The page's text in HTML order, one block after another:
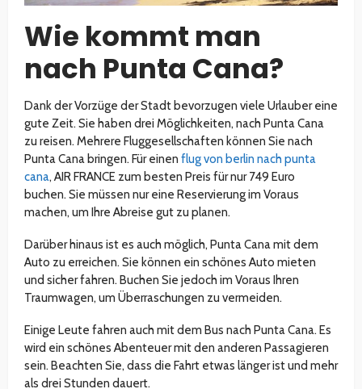
Wie kommt man
nach Punta Cana?
Dank der Vorzüge der Stadt bevorzugen viele Urlauber eine
gute Zeit. Sie haben drei Möglichkeiten, nach Punta Cana
zu reisen. Mehrere Fluggesellschaften können Sie nach
Punta Cana bringen. Für einen flug von berlin nach punta
cana, AIR FRANCE zum besten Preis für nur 749 Euro
buchen. Sie müssen nur eine Reservierung im Voraus
machen, um Ihre Abreise gut zu planen.
Darüber hinaus ist es auch möglich, Punta Cana mit dem
Auto zu erreichen. Sie können ein schönes Auto mieten
und sicher fahren. Buchen Sie jedoch im Voraus Ihren
Traumwagen, um Überraschungen zu vermeiden.
Einige Leute fahren auch mit dem Bus nach Punta Cana. Es
wird ein schönes Abenteuer mit den anderen Passagieren
sein. Beachten Sie, dass die Fahrt etwas länger ist und mehr
als drei Stunden dauert.